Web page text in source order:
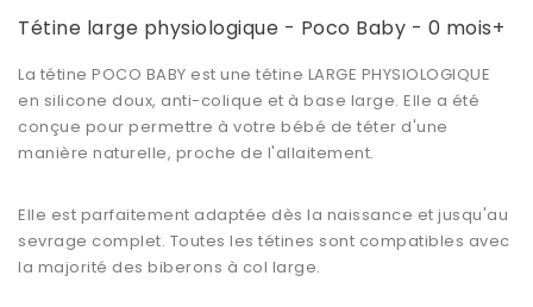
Tétine large physiologique - Poco Baby - 0 mois+
La tétine POCO BABY est une tétine LARGE PHYSIOLOGIQUE
en silicone doux, anti-colique et à base large. Elle a été
conçue pour permettre à votre bébé de téter d'une
manière naturelle, proche de l'allaitement.
Elle est parfaitement adaptée dès la naissance et jusqu'au
sevrage complet. Toutes les tétines sont compatibles avec
la majorité des biberons à col large.